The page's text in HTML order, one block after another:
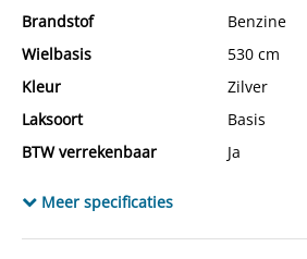
Brandstof
Benzine
Wielbasis
530 cm
Kleur
Zilver
Laksoort
Basis
BTW verrekenbaar
Ja
Meer specificaties